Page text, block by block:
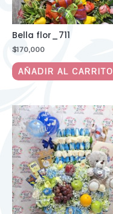
Bella flor_711
$170,000
AÑADIR AL CARRITO